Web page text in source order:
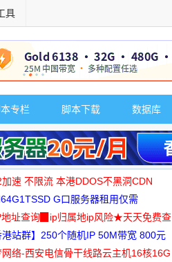
具
专栏 脚本下载 数据库
速 不限流 本港DDOS不黑洞CDN
G口服务器租用仅需
可免费测试
地址查询▉ip归属地ip风险★天天免费查
港站群】250个随机IP 50M带宽 800元
网络-西安电信骨干线路云主机16核16G